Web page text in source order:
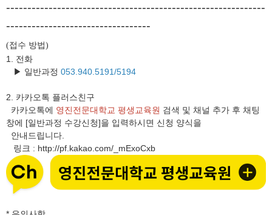
-------------------------------------------------------------
----------------------------------
(접수 방법)
1. 전화
▶ 일반과정 053.940.5191/5194
2. 카카오톡 플러스친구
카카오톡에 영진전문대학교 평생교육원 검색 및 채널 추가 후 채팅
창에 [일반과정 수강신청]을 입력하시면 신청 양식을
안내드립니다.
링크 : http://pf.kakao.com/_mExoCxb